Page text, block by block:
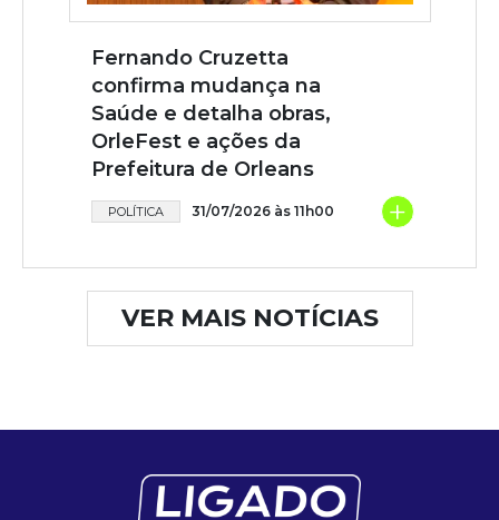
Fernando Cruzetta
confirma mudança na
Saúde e detalha obras,
OrleFest e ações da
Prefeitura de Orleans
POLÍTICA 31/07/2026 às 11h00 +
VER MAIS NOTÍCIAS